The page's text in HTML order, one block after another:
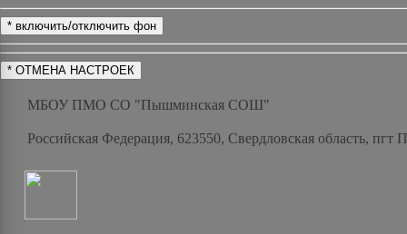
МБОУ ПМО СО "Пышминская СОШ"
Российская Федерация, 623550, Свердловская область,